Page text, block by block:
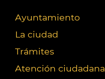
Ayuntamiento
La ciudad
Trámites
Atención ciudadana